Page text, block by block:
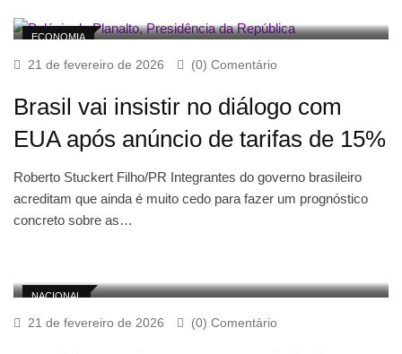
ECONOMIA
21 de fevereiro de 2026 (0) Comentário
Brasil vai insistir no diálogo com
EUA após anúncio de tarifas de 15%
Roberto Stuckert Filho/PR Integrantes do governo brasileiro
acreditam que ainda é muito cedo para fazer um prognóstico
concreto sobre as…
NACIONAL
21 de fevereiro de 2026 (0) Comentário